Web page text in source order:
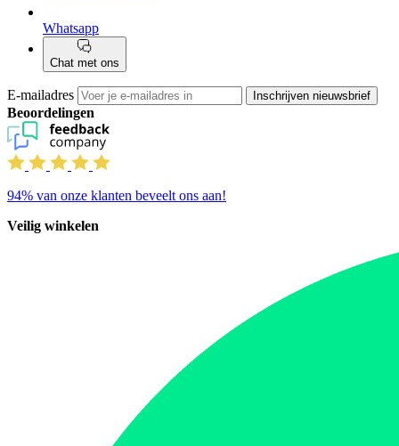
Whatsapp
Chat met ons
E-mailadres Inschrijven nieuwsbrief
Beoordelingen
94% van onze klanten beveelt ons aan!
Veilig winkelen